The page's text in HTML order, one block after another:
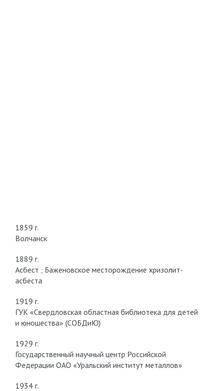
1859 г.
Волчанск
1889 г.
Асбест ; Баженовское месторождение хризолит-
асбеста
1919 г.
ГУК «Свердловская областная библиотека для детей
и юношества» (СОБДиЮ)
1929 г.
Государственный научный центр Российской
Федерации ОАО «Уральский институт металлов»
1934 г.